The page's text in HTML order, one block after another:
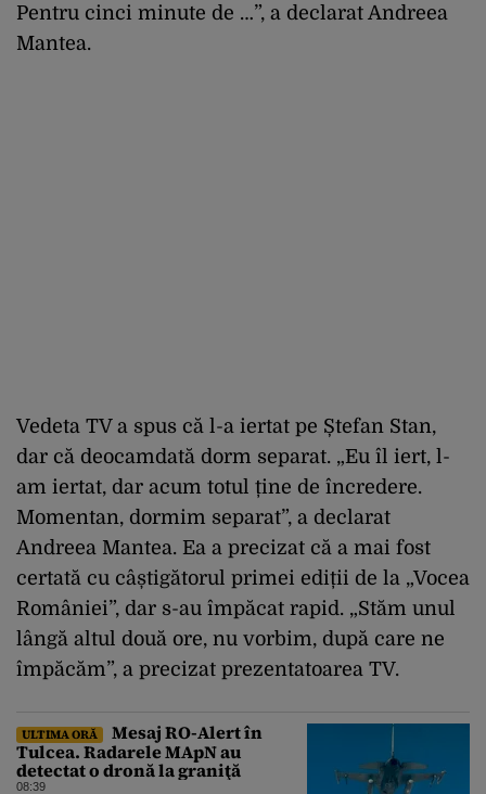
Pentru cinci minute de …”, a declarat Andreea
Mantea.
Vedeta TV a spus că l-a iertat pe Ștefan Stan,
dar că deocamdată dorm separat. „Eu îl iert, l-
am iertat, dar acum totul ține de încredere.
Momentan, dormim separat”, a declarat
Andreea Mantea. Ea a precizat că a mai fost
certată cu câștigătorul primei ediții de la „Vocea
României”, dar s-au împăcat rapid. „Stăm unul
lângă altul două ore, nu vorbim, după care ne
împăcăm”, a precizat prezentatoarea TV.
ULTIMA ORĂ
Mesaj RO-Alert în
Tulcea. Radarele MApN au
detectat o dronă la graniţă
08:39